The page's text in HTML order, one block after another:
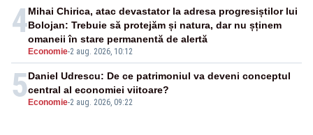
4
Economie-2 aug. 2026, 10:12
Mihai Chirica, atac devastator la adresa progresiștilor lui
Bolojan: Trebuie să protejăm și natura, dar nu șținem
omaneii în stare permanentă de alertă
5 Economie-2 aug. 2026, 09:22
Daniel Udrescu: De ce patrimoniul va deveni conceptul
central al economiei viitoare?